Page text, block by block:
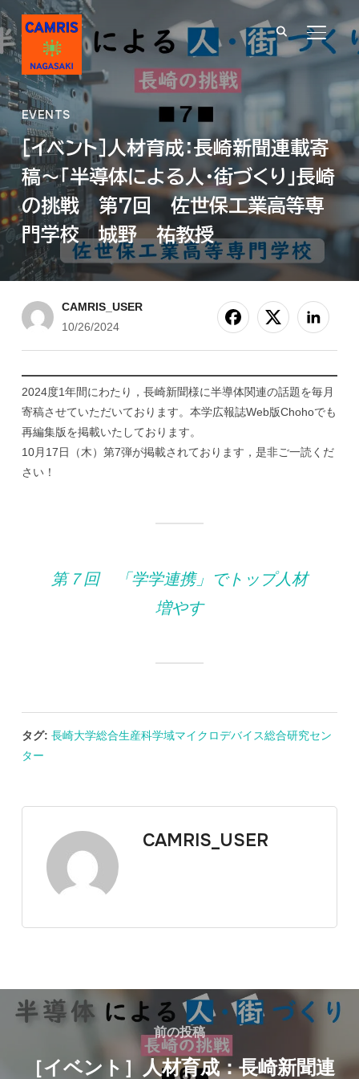
サイド
EVENTS
［イベント］人材育成：長崎新聞連載寄
稿～「半導体による人・街づくり」長崎
の挑戦 第7回 佐世保工業高等専
門学校 城野 祐教授
CAMRIS_USER
10/26/2024
2024度1年間にわたり，長崎新聞様に半導体関連の話題を毎月
寄稿させていただいております。本学広報誌Web版Chohoでも
再編集版を掲載いたしております。
10月17日（木）第7弾が掲載されております，是非ご一読くだ
さい！
第７回 「学学連携」でトップ人材
増やす
タグ: 長崎大学総合生産科学域マイクロデバイス総合研究セン
ター
CAMRIS_USER
前の投稿
［イベント］人材育成：長崎新聞連